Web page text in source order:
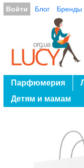
Войти Блог Бренды
Парфюмерия
Детям и мамам